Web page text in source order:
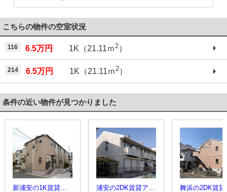
こちらの物件の空室状況
116 6.5万円 1K（21.11ｍ2）
214 6.5万円 1K（21.11ｍ2）
条件の近い物件が見つかりました
新浦安の1K賃貸アパート